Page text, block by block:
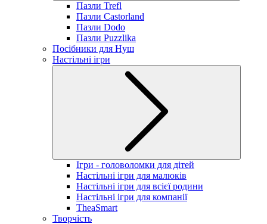
Пазли Trefl
Пазли Castorland
Пазли Dodo
Пазли Puzzlika
Посібники для Нуш
Настільні ігри
Ігри - головоломки для дітей
Настільні ігри для малюків
Настільні ігри для всієї родини
Настільні ігри для компанії
TheaSmart
Творчість